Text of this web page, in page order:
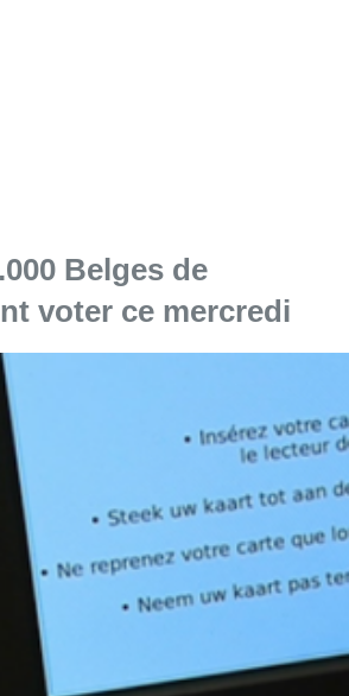
Belges de
voter ce mercredi